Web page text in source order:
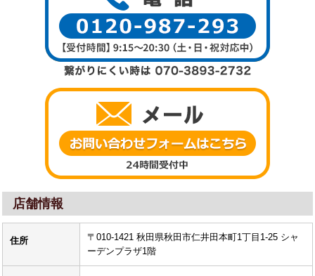
店舗情報
住所
〒010-1421 秋田県秋田市仁井田本町1丁目1-25 シャ
ーデンプラザ1階